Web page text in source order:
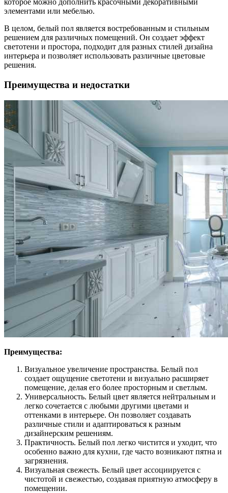
которое можно дополнить красочными декоративными
элементами или мебелью.
В целом, белый пол является востребованным и стильным
решением для различных помещений. Он создает эффект
светотени и простора, подходит для разных стилей дизайна
интерьера и позволяет использовать различные цветовые
решения.
Преимущества и недостатки
Преимущества:
Визуальное увеличение пространства. Белый пол
создает ощущение светотени и визуально расширяет
помещение, делая его более просторным и светлым.
Универсальность. Белый цвет является нейтральным и
легко сочетается с любыми другими цветами и
оттенками в интерьере. Он позволяет создавать
различные стили и адаптироваться к разным
дизайнерским решениям.
Практичность. Белый пол легко чистится и уходит, что
особенно важно для кухни, где часто возникают пятна и
загрязнения.
Визуальная свежесть. Белый цвет ассоциируется с
чистотой и свежестью, создавая приятную атмосферу в
помещении.